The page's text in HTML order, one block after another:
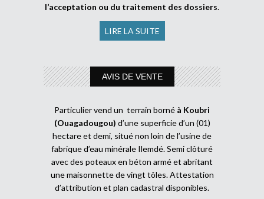
l’acceptation ou du traitement des dossiers.
LIRE LA SUITE
AVIS DE VENTE
Particulier vend un terrain borné à Koubri
(Ouagadougou) d’une superficie d’un (01)
hectare et demi, situé non loin de l’usine de
fabrique d’eau minérale Ilemdé. Semi clôturé
avec des poteaux en béton armé et abritant
une maisonnette de vingt tôles. Attestation
d’attribution et plan cadastral disponibles.